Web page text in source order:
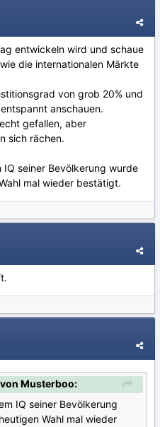
entwickeln wird und schaue
die internationalen Märkte
von grob 20% und
anschauen.
gefallen, aber
sich rächen.
seiner Bevölkerung wurde
mal wieder bestätigt.
Musterboo:
IQ seiner Bevölkerung
Wahl mal wieder